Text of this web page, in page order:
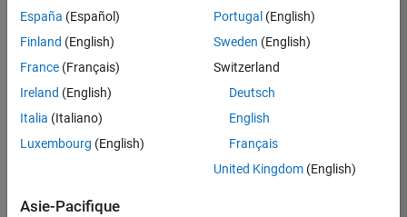
Vous
pouvez
élargir
votre
recherche
ou
afficher
l’ensemble
d'emploi.
España (Español)
Finland (English)
France (Français)
Ireland (English)
Italia (Italiano)
Luxembourg (English)
Portugal (English)
Sweden (English)
Switzerland
Deutsch
English
Français
United Kingdom(English)
Asie-Pacifique